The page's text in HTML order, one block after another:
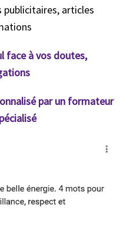
publicitaires, articles
face à vos doutes,
par un formateur